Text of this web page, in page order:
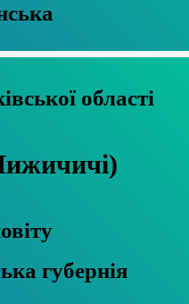
архів Харківської області
губернія